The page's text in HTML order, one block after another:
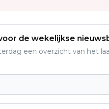
de wekelijkse
een overzicht van het